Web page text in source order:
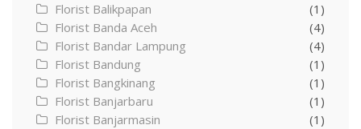
Florist Balikpapan
(1)
Florist Banda Aceh
(4)
Florist Bandar Lampung
(4)
Florist Bandung
(1)
Florist Bangkinang
(1)
Florist Banjarbaru
(1)
Florist Banjarmasin
(1)